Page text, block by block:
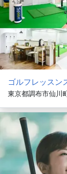
ゴルフレッスン
東京都調布市仙川